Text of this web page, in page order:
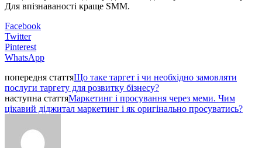
Для впізнаваності краще SMM.
Facebook
Twitter
Pinterest
WhatsApp
попередня статтяЩо таке таргет і чи необхідно замовляти
послуги таргету для розвитку бізнесу?
наступна статтяМаркетинг і просування через меми. Чим
цікавий діджитал маркетинг і як оригінально просуватись?